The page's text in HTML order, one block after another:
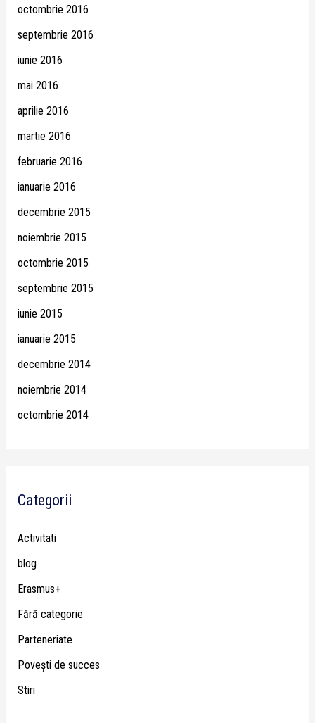
octombrie 2016
septembrie 2016
iunie 2016
mai 2016
aprilie 2016
martie 2016
februarie 2016
ianuarie 2016
decembrie 2015
noiembrie 2015
octombrie 2015
septembrie 2015
iunie 2015
ianuarie 2015
decembrie 2014
noiembrie 2014
octombrie 2014
Categorii
Activitati
blog
Erasmus+
Fără categorie
Parteneriate
Poveşti de succes
Stiri